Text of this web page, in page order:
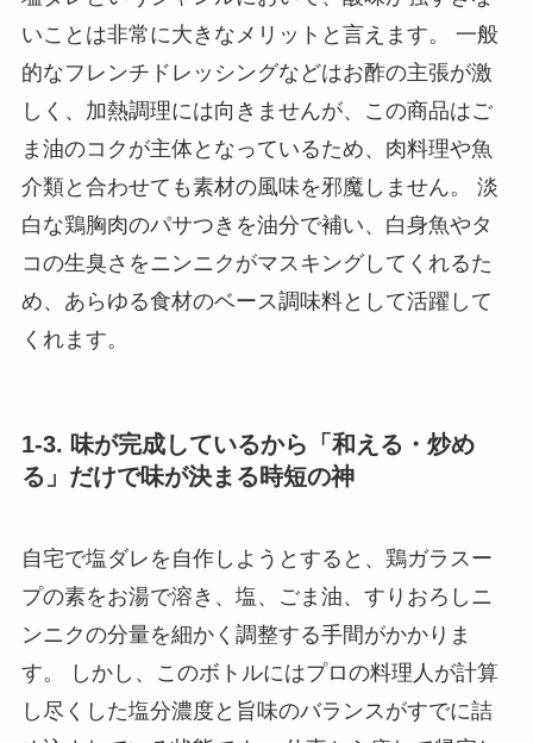
いことは非常に大きなメリットと言えます。 一般
的なフレンチドレッシングなどはお酢の主張が激
しく、加熱調理には向きませんが、この商品はご
ま油のコクが主体となっているため、肉料理や魚
介類と合わせても素材の風味を邪魔しません。 淡
白な鶏胸肉のパサつきを油分で補い、白身魚やタ
コの生臭さをニンニクがマスキングしてくれるた
め、あらゆる食材のベース調味料として活躍して
くれます。
1-3. 味が完成しているから「和える・炒め
る」だけで味が決まる時短の神
自宅で塩ダレを自作しようとすると、鶏ガラスー
プの素をお湯で溶き、塩、ごま油、すりおろしニ
ンニクの分量を細かく調整する手間がかかりま
す。 しかし、このボトルにはプロの料理人が計算
し尽くした塩分濃度と旨味のバランスがすでに詰